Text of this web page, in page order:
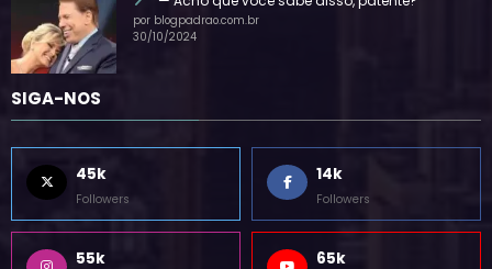
— Acho que você sabe disso, patente?
por blogpadrao.com.br
SIGA-NOS
45k
Followers
14k
Followers